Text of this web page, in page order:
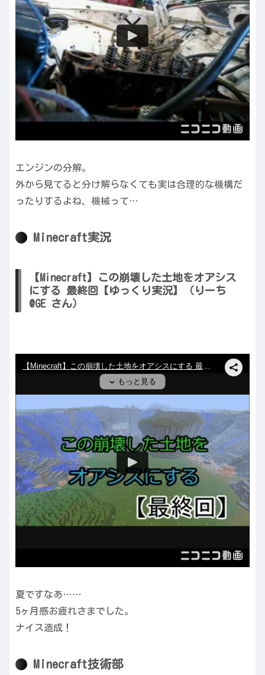
エンジンの分解。
外から見てると分け解らなくても実は合理的な機構だ
ったりするよね、機械って…
Minecraft実況
【Minecraft】この崩壊した土地をオアシス
にする 最終回【ゆっくり実況】（りーち
@GE さん）
夏ですなあ……
5ヶ月感お疲れさまでした。
ナイス造成！
Minecraft技術部